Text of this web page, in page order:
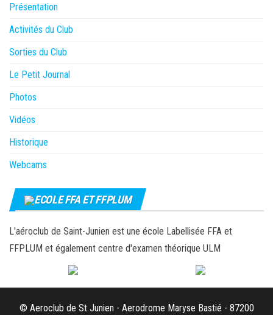
Présentation
Activités du Club
Sorties du Club
Le Petit Journal
Photos
Vidéos
Historique
Webcams
ECOLE FFA ET FFPLUM
L'aéroclub de Saint-Junien est une école Labellisée FFA et
FFPLUM et également centre d'examen théorique ULM
© Aeroclub de St Junien - Aerodrome Maryse Bastié - 87200